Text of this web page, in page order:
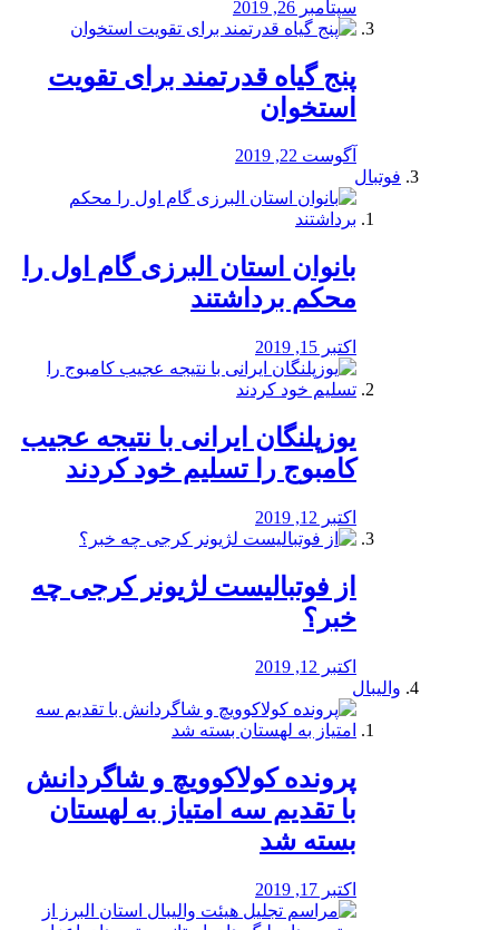
سپتامبر 26, 2019
پنج گیاه قدرتمند برای تقویت
استخوان
آگوست 22, 2019
فوتبال
بانوان استان البرزی گام اول را
محكم برداشتند
اکتبر 15, 2019
یوزپلنگان ایرانی با نتیجه عجیب
کامبوج را تسلیم خود کردند
اکتبر 12, 2019
از فوتبالیست لژیونر کرجی چه
خبر؟
اکتبر 12, 2019
والیبال
پرونده کولاکوویچ و شاگردانش
با تقدیم سه امتیاز به لهستان
بسته شد
اکتبر 17, 2019